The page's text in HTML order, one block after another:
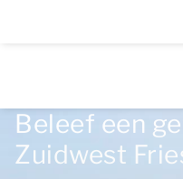
Beleef een
Zuidwest